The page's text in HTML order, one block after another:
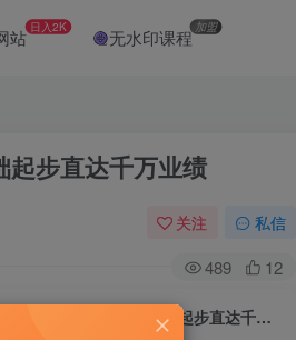
站 日入2K 无水印课程 加盟
起步直达千万业绩
关注 私信
489 12
医美高阶特训营，拆解行业破局逻辑，从账号打造到业绩突破，0基础起步直达千万业绩